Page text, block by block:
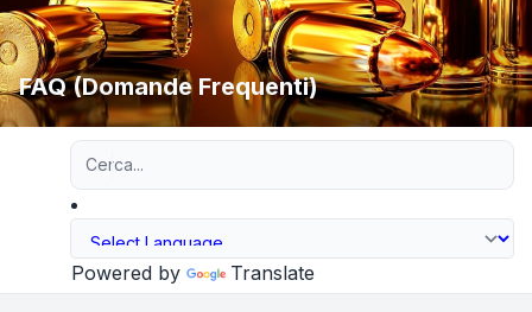
FAQ (Domande Frequenti)
Powered by Translate